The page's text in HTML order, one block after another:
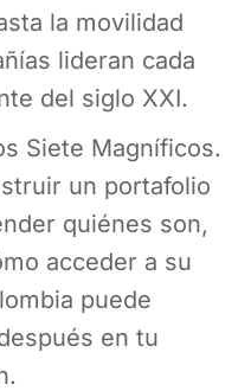
la movilidad
lideran cada
del siglo XXI.
Siete Magníficos.
un portafolio
quiénes son,
acceder a su
puede
en tu